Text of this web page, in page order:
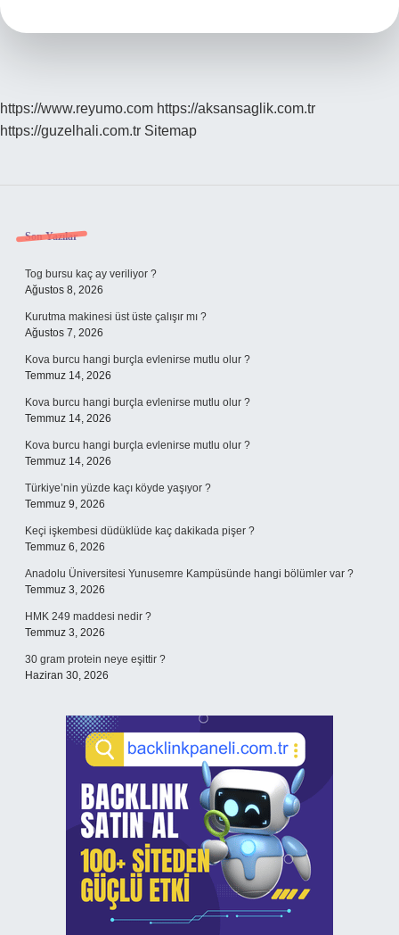
https://www.reyumo.com https://aksansaglik.com.tr
https://guzelhali.com.tr Sitemap
Sidebar
Son Yazılar
Tog bursu kaç ay veriliyor ?
Ağustos 8, 2026
Kurutma makinesi üst üste çalışır mı ?
Ağustos 7, 2026
Kova burcu hangi burçla evlenirse mutlu olur ?
Temmuz 14, 2026
Kova burcu hangi burçla evlenirse mutlu olur ?
Temmuz 14, 2026
Kova burcu hangi burçla evlenirse mutlu olur ?
Temmuz 14, 2026
Türkiye’nin yüzde kaçı köyde yaşıyor ?
Temmuz 9, 2026
Keçi işkembesi düdüklüde kaç dakikada pişer ?
Temmuz 6, 2026
Anadolu Üniversitesi Yunusemre Kampüsünde hangi bölümler var ?
Temmuz 3, 2026
HMK 249 maddesi nedir ?
Temmuz 3, 2026
30 gram protein neye eşittir ?
Haziran 30, 2026